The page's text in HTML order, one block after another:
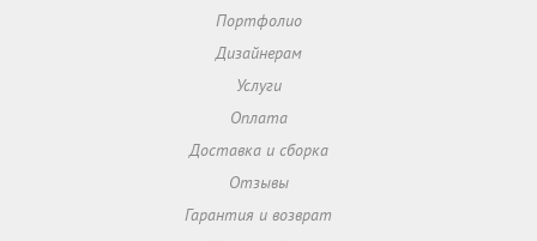
Портфолио
Дизайнерам
Услуги
Оплата
Доставка и сборка
Отзывы
Гарантия и возврат